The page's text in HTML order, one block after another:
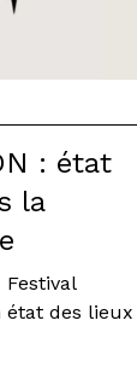
: état
la
Festival
état des lieux